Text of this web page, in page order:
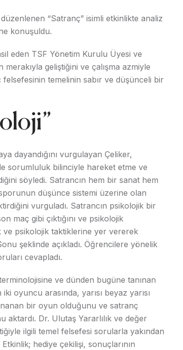
“Satranç” isimli etkinlikte analiz
konuşuldu.
eden TSF Yönetim Kurulu Üyesi ve
geliştiğini ve çalışma azmiyle
temelinin sabır ve düşünceli bir
dayandığını vurgulayan Çeliker,
sorumluluk bilinciyle hareket etme ve
söyledi. Satrancın hem bir sanat hem
düşünce sistemi üzerine olan
vurguladı. Satrancın psikolojik bir
maç gibi çıktığını ve psikolojik
psikolojik taktiklerine yer vererek
şeklinde açıkladı. Öğrencilere yönelik
cevapladı.
ve dünden bugüne tanınan
oyuncu arasında, yarısı beyaz yarısı
bir oyun olduğunu ve satranç
Dr. Ulutaş Yararlılık ve değer
ilgili temel felsefesi sorularla yakından
hediye çekilişi, sonuçlarının